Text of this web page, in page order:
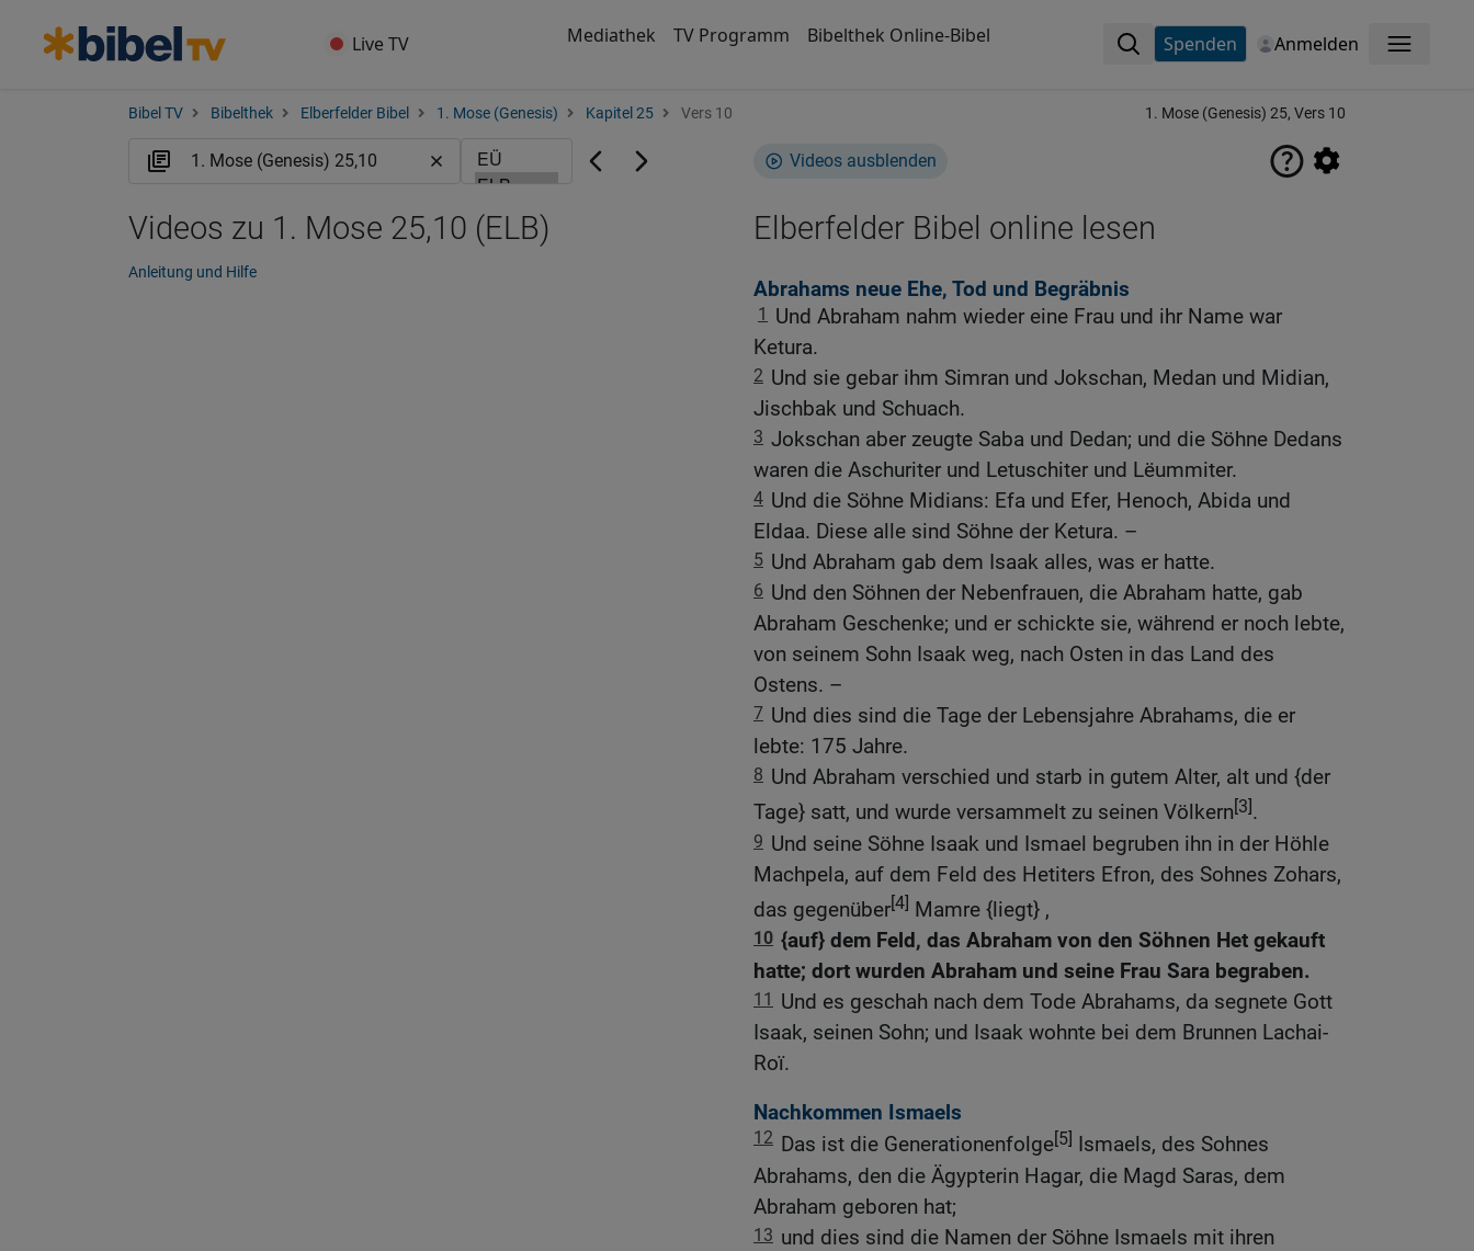
Live TV Mediathek TV Programm Bibelthek Online-Bibel Spenden Anmelden Menü
Bibel TV Bibelthek Elberfelder Bibel 1. Mose (Genesis) Kapitel 25 Vers 10 1. Mose (Genesis) 25, Vers 10
Videos ausblenden
Elberfelder Bibel online lesen
Abrahams neue Ehe, Tod und Begräbnis
1
Und Abraham nahm wieder eine Frau und ihr Name war
Ketura.
2 Und sie gebar ihm Simran und Jokschan, Medan und Midian,
Jischbak und Schuach.
3 Jokschan aber zeugte Saba und Dedan; und die Söhne Dedans
waren die Aschuriter und Letuschiter und Lëummiter.
4 Und die Söhne Midians: Efa und Efer, Henoch, Abida und
Eldaa. Diese alle sind Söhne der Ketura. –
5 Und Abraham gab dem Isaak alles, was er hatte.
6 Und den Söhnen der Nebenfrauen, die Abraham hatte, gab
Abraham Geschenke; und er schickte sie, während er noch lebte,
von seinem Sohn Isaak weg, nach Osten in das Land des
Ostens. –
7 Und dies sind die Tage der Lebensjahre Abrahams, die er
lebte: 175 Jahre.
8 Und Abraham verschied und starb in gutem Alter, alt und {der
Tage} satt, und wurde versammelt zu seinen Völkern[3].
9 Und seine Söhne Isaak und Ismael begruben ihn in der Höhle
Machpela, auf dem Feld des Hetiters Efron, des Sohnes Zohars,
das gegenüber[4] Mamre {liegt} ,
10 {auf} dem Feld, das Abraham von den Söhnen Het gekauft
hatte; dort wurden Abraham und seine Frau Sara begraben.
11 Und es geschah nach dem Tode Abrahams, da segnete Gott
Isaak, seinen Sohn; und Isaak wohnte bei dem Brunnen Lachai-
Roï.
Nachkommen Ismaels
12 Das ist die Generationenfolge[5] Ismaels, des Sohnes
Abrahams, den die Ägypterin Hagar, die Magd Saras, dem
Abraham geboren hat;
13 und dies sind die Namen der Söhne Ismaels mit ihren
Videos zu 1. Mose 25,10 (ELB)
Anleitung und Hilfe